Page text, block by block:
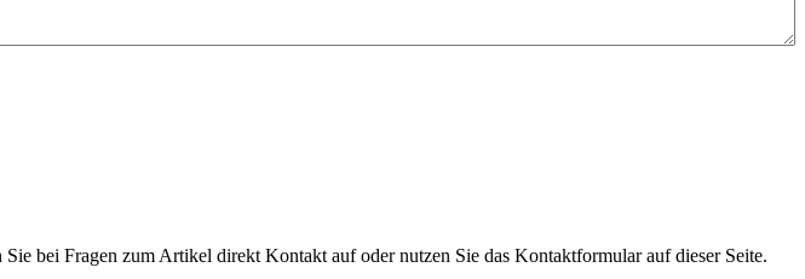
bei Fragen zum Artikel direkt Kontakt auf oder nutzen Sie das Kontaktformular auf dieser Seite.